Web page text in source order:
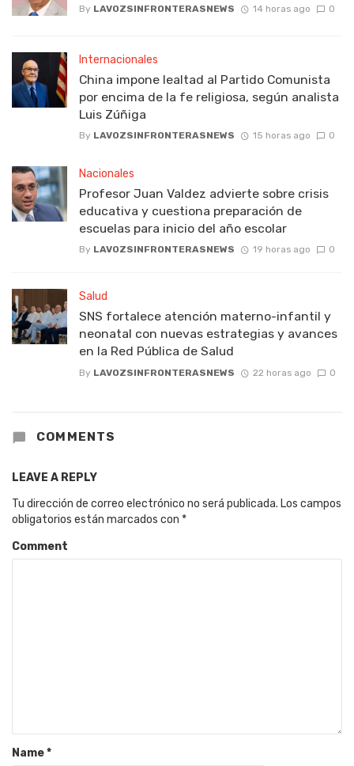
By LAVOZSINFRONTERASNEWS 14 horas ago 0
Internacionales
China impone lealtad al Partido Comunista
por encima de la fe religiosa, según analista
Luis Zúñiga
By LAVOZSINFRONTERASNEWS 15 horas ago 0
Nacionales
Profesor Juan Valdez advierte sobre crisis
educativa y cuestiona preparación de
escuelas para inicio del año escolar
By LAVOZSINFRONTERASNEWS 19 horas ago 0
Salud
SNS fortalece atención materno-infantil y
neonatal con nuevas estrategias y avances
en la Red Pública de Salud
By LAVOZSINFRONTERASNEWS 22 horas ago 0
COMMENTS
LEAVE A REPLY
Tu dirección de correo electrónico no será publicada. Los campos
obligatorios están marcados con *
Comment
Name*